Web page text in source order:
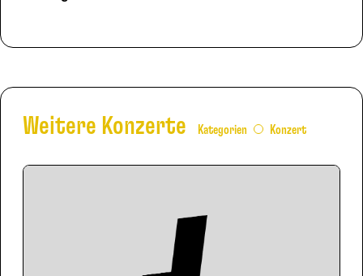
Weitere Konzerte Kategorien Konzert